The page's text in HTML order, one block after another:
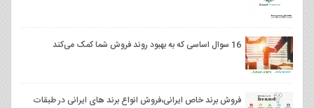
16 سوال اساسی که به بهبود روند فروش شما کمک می‌کند
فروش برند خاص ایرانی،فروش انواع برند های ایرانی در طبقات